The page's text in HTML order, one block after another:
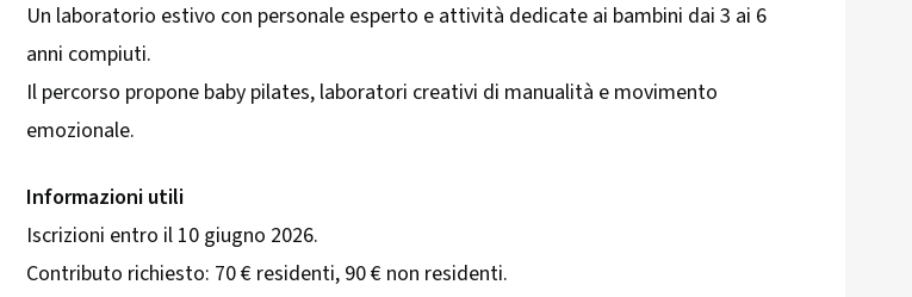
Un laboratorio estivo con personale esperto e attività dedicate ai bambini dai 3 ai 6
anni compiuti.
Il percorso propone baby pilates, laboratori creativi di manualità e movimento
emozionale.
Informazioni utili
Iscrizioni entro il 10 giugno 2026.
Contributo richiesto: 70 € residenti, 90 € non residenti.